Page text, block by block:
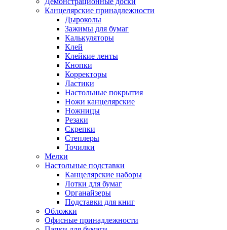
Канцелярские принадлежности
Дыроколы
Зажимы для бумаг
Калькуляторы
Клей
Клейкие ленты
Кнопки
Корректоры
Ластики
Настольные покрытия
Ножи канцелярские
Ножницы
Резаки
Скрепки
Степлеры
Точилки
Мелки
Настольные подставки
Канцелярские наборы
Лотки для бумаг
Органайзеры
Подставки для книг
Обложки
Офисные принадлежности